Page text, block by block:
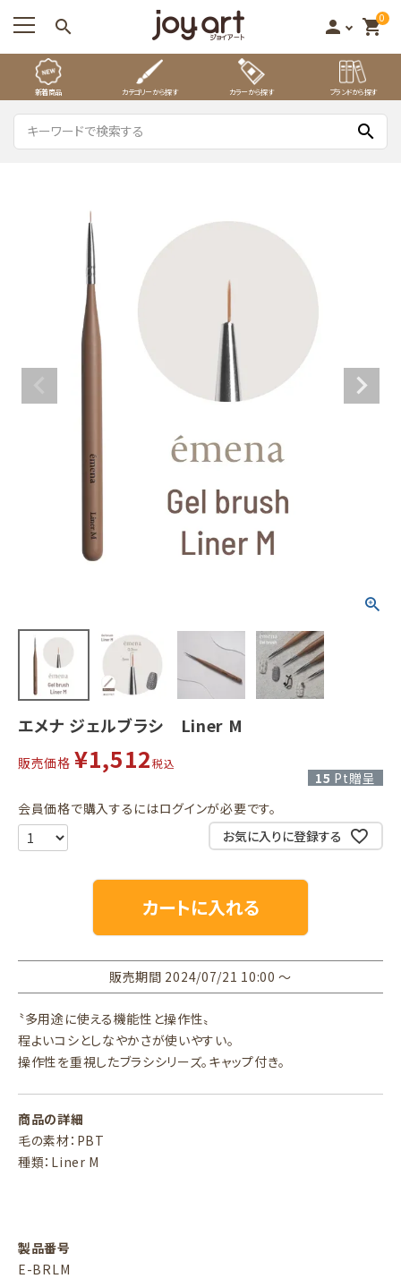
search person 0
shopping_cart
新着商品 カテゴリーから探す カラーから探す ブランドから探す
search
エメナ ジェルブラシ Liner M
販売価格 ¥1,512税込
15 Pt贈呈
会員価格で購入するにはログインが必要です。
お気に入りに登録する
カートに入れる
販売期間 2024/07/21 10:00〜
〝多用途に使える機能性と操作性〟
程よいコシとしなやかさが使いやすい。
操作性を重視したブラシシリーズ。キャップ付き。
商品の詳細
毛の素材：PBT
種類：Liner M
製品番号
E-BRLM